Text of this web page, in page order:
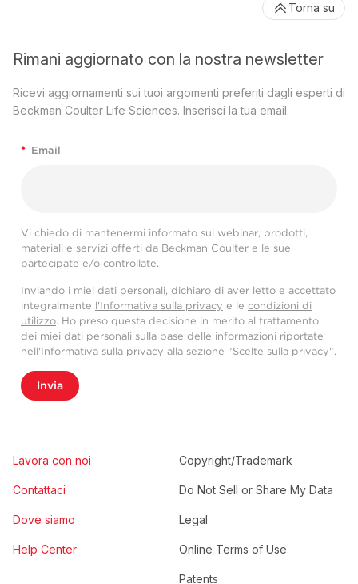
Rimani aggiornato con la nostra newsletter
Ricevi aggiornamenti sui tuoi argomenti preferiti dagli esperti di
Beckman Coulter Life Sciences. Inserisci la tua email.
* Email
Vi chiedo di mantenermi informato sui webinar, prodotti,
materiali e servizi offerti da Beckman Coulter e le sue
partecipate e/o controllate.
Inviando i miei dati personali, dichiaro di aver letto e accettato
integralmente l'Informativa sulla privacy e le condizioni di
utilizzo. Ho preso questa decisione in merito al trattamento
dei miei dati personali sulla base delle informazioni riportate
nell'Informativa sulla privacy alla sezione "Scelte sulla privacy".
Invia
Lavora con noi
Contattaci
Dove siamo
Help Center
Copyright/Trademark
Do Not Sell or Share My Data
Legal
Online Terms of Use
Patents
Torna su